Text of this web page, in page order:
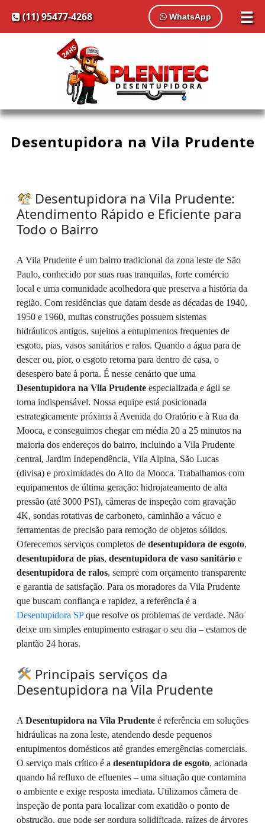
☰
(11) 95477-4268 WhatsApp
Desentupidora na Vila Prudente
Desentupidora na Vila Prudente:
Atendimento Rápido e Eficiente para
Todo o Bairro
A Vila Prudente é um bairro tradicional da zona leste de São
Paulo, conhecido por suas ruas tranquilas, forte comércio
local e uma comunidade acolhedora que preserva a história da
região. Com residências que datam desde as décadas de 1940,
1950 e 1960, muitas construções possuem sistemas
hidráulicos antigos, sujeitos a entupimentos frequentes de
esgoto, pias, vasos sanitários e ralos. Quando a água para de
descer ou, pior, o esgoto retorna para dentro de casa, o
desespero bate à porta. É nesse cenário que uma
Desentupidora na Vila Prudente especializada e ágil se
torna indispensável. Nossa equipe está posicionada
estrategicamente próxima à Avenida do Oratório e à Rua da
Mooca, e conseguimos chegar em média 20 a 25 minutos na
maioria dos endereços do bairro, incluindo a Vila Prudente
central, Jardim Independência, Vila Alpina, São Lucas
(divisa) e proximidades do Alto da Mooca. Trabalhamos com
equipamentos de última geração: hidrojateamento de alta
pressão (até 3000 PSI), câmeras de inspeção com gravação
4K, sondas rotativas de carboneto, caminhão a vácuo e
ferramentas de precisão para remoção de objetos sólidos.
Oferecemos serviços completos de desentupidora de esgoto,
desentupidora de pias, desentupidora de vaso sanitário e
desentupidora de ralos, sempre com orçamento transparente
e garantia de satisfação. Para os moradores da Vila Prudente
que buscam confiança e rapidez, a referência é a
Desentupidora SPque resolve os problemas de verdade. Não
deixe um simples entupimento estragar o seu dia – estamos de
plantão 24 horas.
Principais serviços da
Desentupidora na Vila Prudente
A Desentupidora na Vila Prudente é referência em soluções
hidráulicas na zona leste, atendendo desde pequenos
entupimentos domésticos até grandes emergências comerciais.
O serviço mais crítico é a desentupidora de esgoto, acionada
quando há refluxo de efluentes – uma situação que contamina
o ambiente e exige resposta imediata. Utilizamos câmera de
inspeção de ponta para localizar com exatidão o ponto de
obstrução, que pode ser gordura solidificada, raízes de árvores